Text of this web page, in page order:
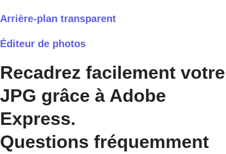
Arrière-plan transparent
Éditeur de photos
Recadrez facilement votre
JPG grâce à Adobe
Express.
Questions fréquemment